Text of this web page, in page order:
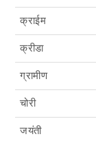
क्राईम
क्रीडा
ग्रामीण
चोरी
जयंती